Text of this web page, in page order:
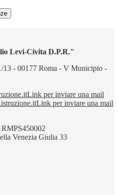
Levi-Civita D.P.R."
13 - 00177 Roma - V Municipio -
Link per inviare una mail
Link per inviare una mail
Venezia Giulia 33